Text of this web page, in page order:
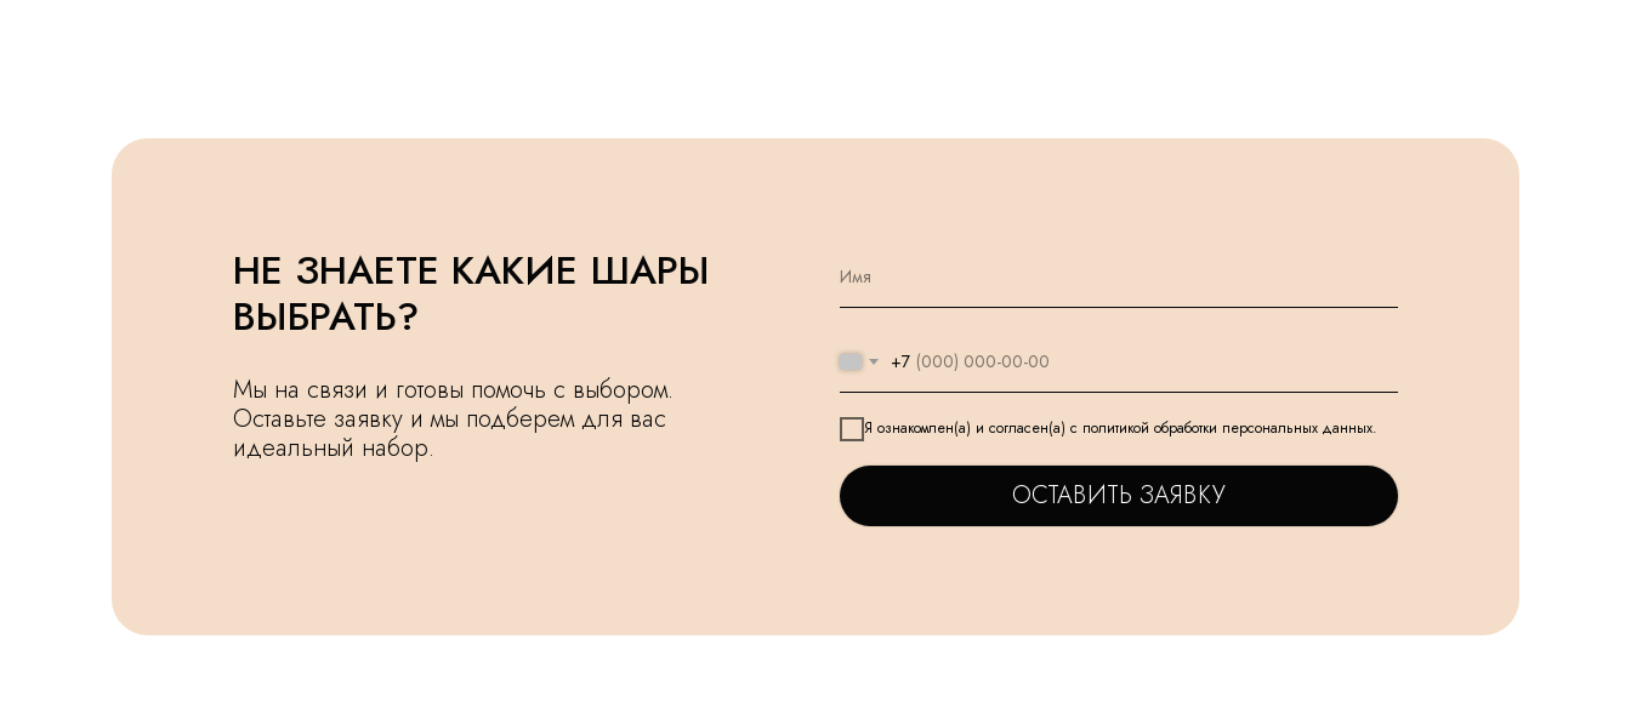
НЕ ЗНАЕТЕ КАКИЕ ШАРЫ
ВЫБРАТЬ?
Мы на связи и готовы помочь с выбором.
Оставьте заявку и мы подберем для вас
идеальный набор.
+7
Я ознакомлен(а) и согласен(а) с политикой обработки персональных данных.
ОСТАВИТЬ ЗАЯВКУ